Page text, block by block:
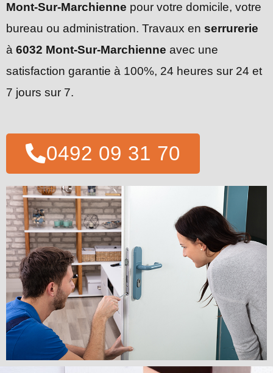
Mont-Sur-Marchienne pour votre domicile, votre
bureau ou administration. Travaux en serrurerie
à 6032 Mont-Sur-Marchienne avec une
satisfaction garantie à 100%, 24 heures sur 24 et
7 jours sur 7.
0492 09 31 70